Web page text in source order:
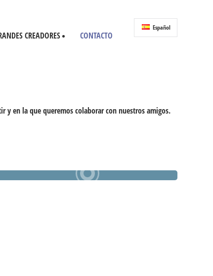
CREADORES CONTACTO
Español
y en la que queremos colaborar con nuestros amigos.